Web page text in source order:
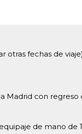
otras fechas de viaje)
Madrid con
de mano de